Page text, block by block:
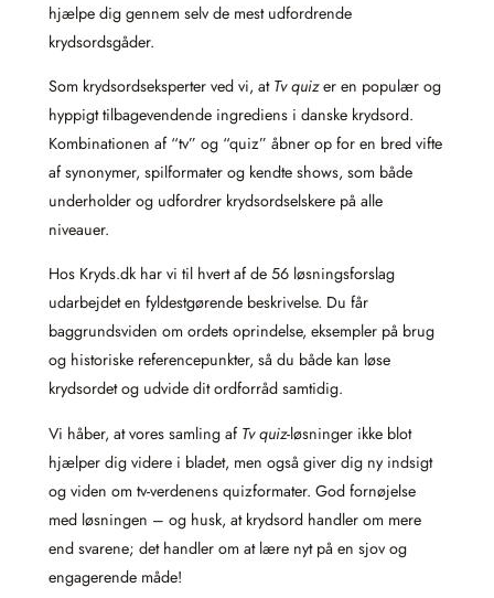
hjælpe dig gennem selv de mest udfordrende
krydsordsgåder.
Som krydsordseksperter ved vi, at Tv quizer en populær og
hyppigt tilbagevendende ingrediens i danske krydsord.
Kombinationen af “tv” og “quiz” åbner op for en bred vifte
af synonymer, spilformater og kendte shows, som både
underholder og udfordrer krydsordselskere på alle
niveauer.
Hos Kryds.dk har vi til hvert af de 56 løsningsforslag
udarbejdet en fyldestgørende beskrivelse. Du får
baggrundsviden om ordets oprindelse, eksempler på brug
og historiske referencepunkter, så du både kan løse
krydsordet og udvide dit ordforråd samtidig.
Vi håber, at vores samling af Tv quiz-løsninger ikke blot
hjælper dig videre i bladet, men også giver dig ny indsigt
og viden om tv-verdenens quizformater. God fornøjelse
med løsningen – og husk, at krydsord handler om mere
end svarene; det handler om at lære nyt på en sjov og
engagerende måde!